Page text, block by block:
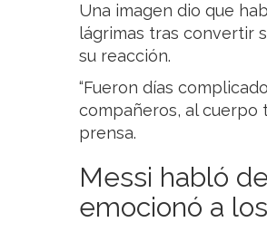
Una imagen dio que
lágrimas tras convertir
su reacción.
“Fueron días
compañeros, al cuerpo
prensa.
Messi habló
emocionó a